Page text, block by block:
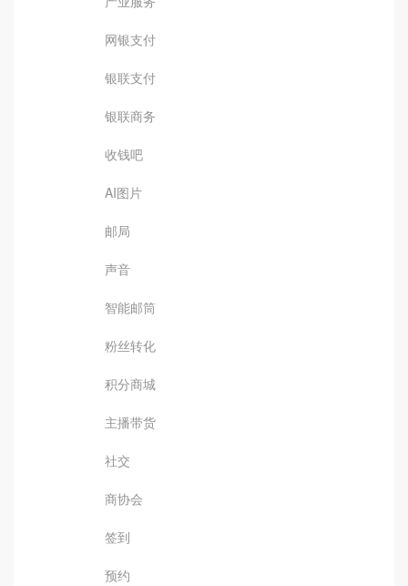
网银支付
银联支付
银联商务
收钱吧
AI图片
邮局
声音
智能邮筒
粉丝转化
积分商城
主播带货
社交
商协会
签到
预约